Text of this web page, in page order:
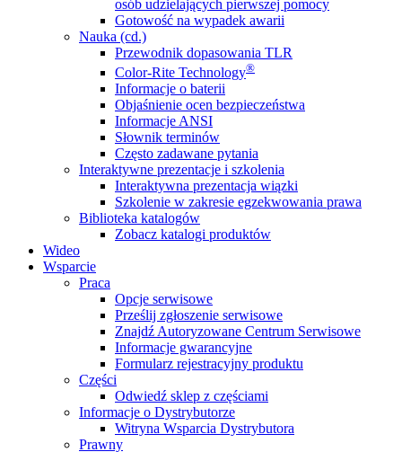
osób udzielających pierwszej pomocy
Gotowość na wypadek awarii
Nauka (cd.)
Przewodnik dopasowania TLR
Color-Rite Technology®
Informacje o baterii
Objaśnienie ocen bezpieczeństwa
Informacje ANSI
Słownik terminów
Często zadawane pytania
Interaktywne prezentacje i szkolenia
Interaktywna prezentacja wiązki
Szkolenie w zakresie egzekwowania prawa
Biblioteka katalogów
Zobacz katalogi produktów
Wideo
Wsparcie
Praca
Opcje serwisowe
Prześlij zgłoszenie serwisowe
Znajdź Autoryzowane Centrum Serwisowe
Informacje gwarancyjne
Formularz rejestracyjny produktu
Części
Odwiedź sklep z częściami
Informacje o Dystrybutorze
Witryna Wsparcia Dystrybutora
Prawny